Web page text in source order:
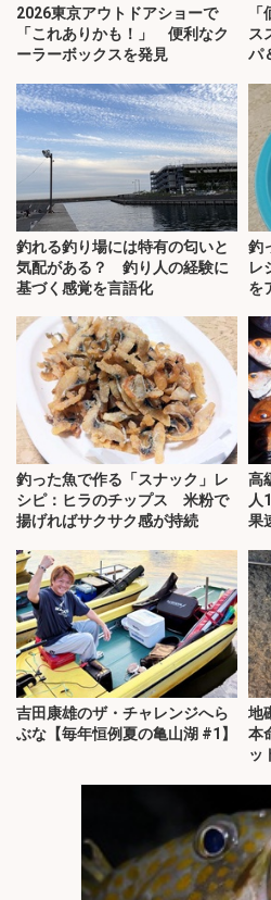
2026東京アウトドアショーで
「これありかも！」 便利なク
ーラーボックスを発見
ス
パ
釣れる釣り場には特有の匂いと
気配がある？ 釣り人の経験に
基づく感覚を言語化
釣
レ
を
釣った魚で作る「スナック」レ
シピ：ヒラのチップス 米粉で
揚げればサクサク感が持続
高
人
果
吉田康雄のザ・チャレンジへら
ぶな【毎年恒例夏の亀山湖 #1】
地
本
ッ